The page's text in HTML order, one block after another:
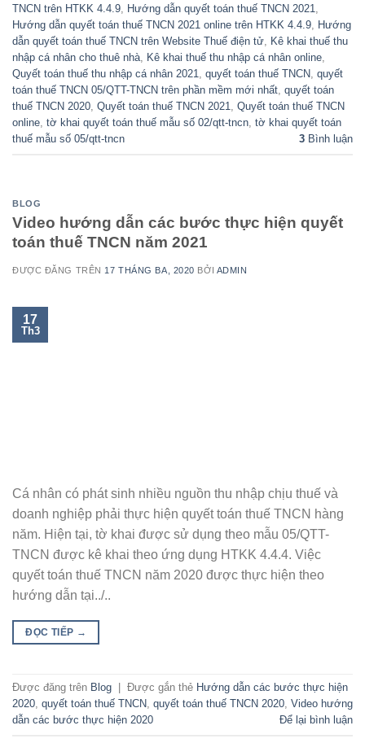
TNCN trên HTKK 4.4.9, Hướng dẫn quyết toán thuế TNCN 2021,
Hướng dẫn quyết toán thuế TNCN 2021 online trên HTKK 4.4.9, Hướng
dẫn quyết toán thuế TNCN trên Website Thuế điện tử, Kê khai thuế thu
nhập cá nhân cho thuê nhà, Kê khai thuế thu nhập cá nhân online,
Quyết toán thuế thu nhập cá nhân 2021, quyết toán thuế TNCN, quyết
toán thuế TNCN 05/QTT-TNCN trên phần mềm mới nhất, quyết toán
thuế TNCN 2020, Quyết toán thuế TNCN 2021, Quyết toán thuế TNCN
online, tờ khai quyết toán thuế mẫu số 02/qtt-tncn, tờ khai quyết toán
thuế mẫu số 05/qtt-tncn
3 Bình luận
BLOG
Video hướng dẫn các bước thực hiện quyết
toán thuế TNCN năm 2021
ĐƯỢC ĐĂNG TRÊN 17 THÁNG BA, 2020 BỞI ADMIN
17
Th3
Cá nhân có phát sinh nhiều nguồn thu nhập chịu thuế và
doanh nghiệp phải thực hiện quyết toán thuế TNCN hàng
năm. Hiện tại, tờ khai được sử dụng theo mẫu 05/QTT-
TNCN được kê khai theo ứng dụng HTKK 4.4.4. Việc
quyết toán thuế TNCN năm 2020 được thực hiện theo
hướng dẫn tại../..
ĐỌC TIẾP →
Được đăng trên Blog Được gắn thẻ Hướng dẫn các bước thực hiện
2020 quyết toán thuế TNCN quyết toán thuế TNCN 2020 Video hướng
dẫn các bước thực hiện 2020
Để lại bình luận